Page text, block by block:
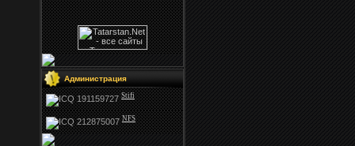
Администрация
Stifi
NFS